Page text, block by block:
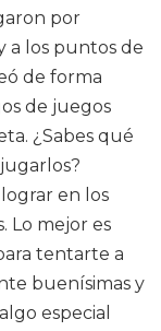
por
a los puntos de
de forma
de juegos
¿Sabes qué
en los
Lo mejor es
tentarte a
buenísimas y
especial